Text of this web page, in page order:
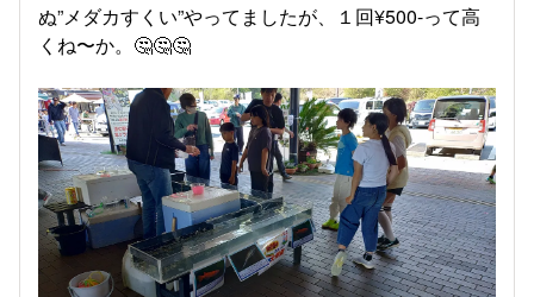
ぬ”メダカすくい”やってましたが、１回¥500-って高
くね〜か。🤔🤔🤔